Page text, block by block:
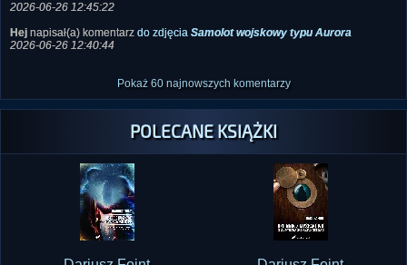
Malborku
Hejnapisał(a) komentarz do zdjęcia
Samolot wojskowy typu Aurora
Pokaż 60 najnowszych komentarzy
POLECANE KSIĄŻKI